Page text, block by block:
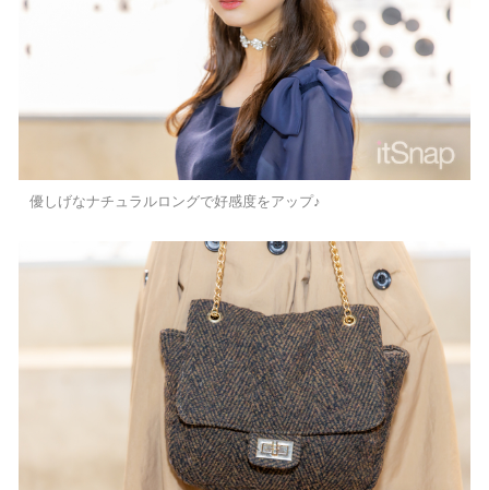
優しげなナチュラルロングで好感度をアップ♪